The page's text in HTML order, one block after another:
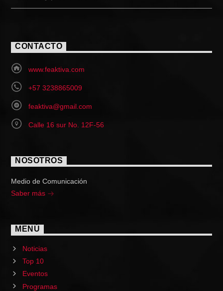
CONTACTO
www.feaktiva.com
+57 3238865009
feaktiva@gmail.com
Calle 16 sur No. 12F-56
NOSOTROS
Medio de Comunicación
Saber más
MENÚ
Noticias
Top 10
Eventos
Programas